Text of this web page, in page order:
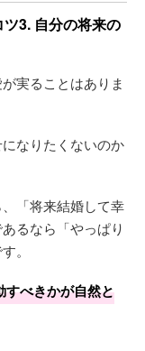
3. 自分の将来の
実ることはありま
なりたくないのか
「将来結婚して幸
るなら「やっぱり
。
すべきかが自然と